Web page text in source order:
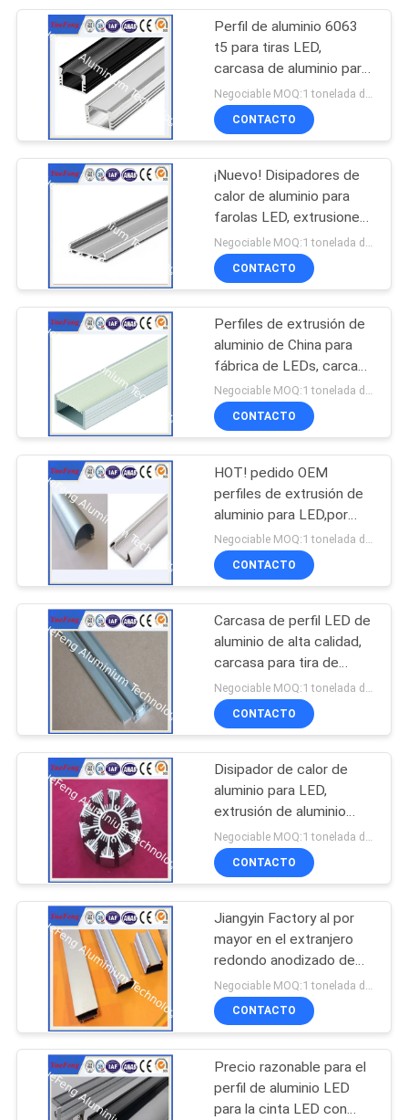
Perfil de aluminio 6063
t5 para tiras LED,
carcasa de aluminio para
luces de tira LED
CONTACTO
¡Nuevo! Disipadores de
calor de aluminio para
farolas LED, extrusiones
de aluminio de pared
delgada para LED
CONTACTO
Perfiles de extrusión de
aluminio de China para
fábrica de LEDs, carcasa
LED de aluminio
personalizada
Negociable MOQ:1 tonelada después de confirmar las muestras
CONTACTO
HOT! pedido OEM
perfiles de extrusión de
aluminio para LED,por
mayor de perfiles de
aluminio para LED señal
Negociable MOQ:1 tonelada después de confirmar las muestras
CONTACTO
Carcasa de perfil LED de
aluminio de alta calidad,
carcasa para tira de
luces LED
CONTACTO
Disipador de calor de
aluminio para LED,
extrusión de aluminio
para disipador de calor
LED
CONTACTO
Jiangyin Factory al por
mayor en el extranjero
redondo anodizado de
aluminio conducido canal
CONTACTO
Precio razonable para el
perfil de aluminio LED
para la cinta LED con